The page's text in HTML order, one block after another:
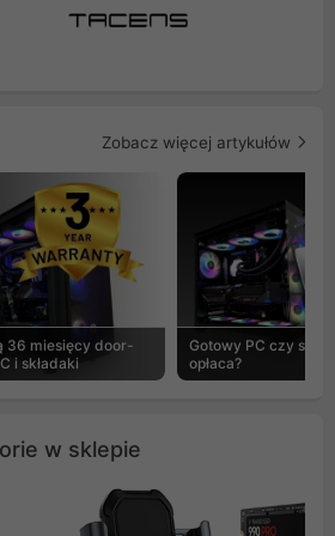
Zobacz więcej artykułów
36 miesięcy door-
i składaki
Gotowy PC czy
opłaca?
w sklepie